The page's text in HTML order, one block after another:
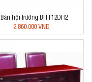
Bàn hội trường BHT12DH2
2.860.000 VNĐ